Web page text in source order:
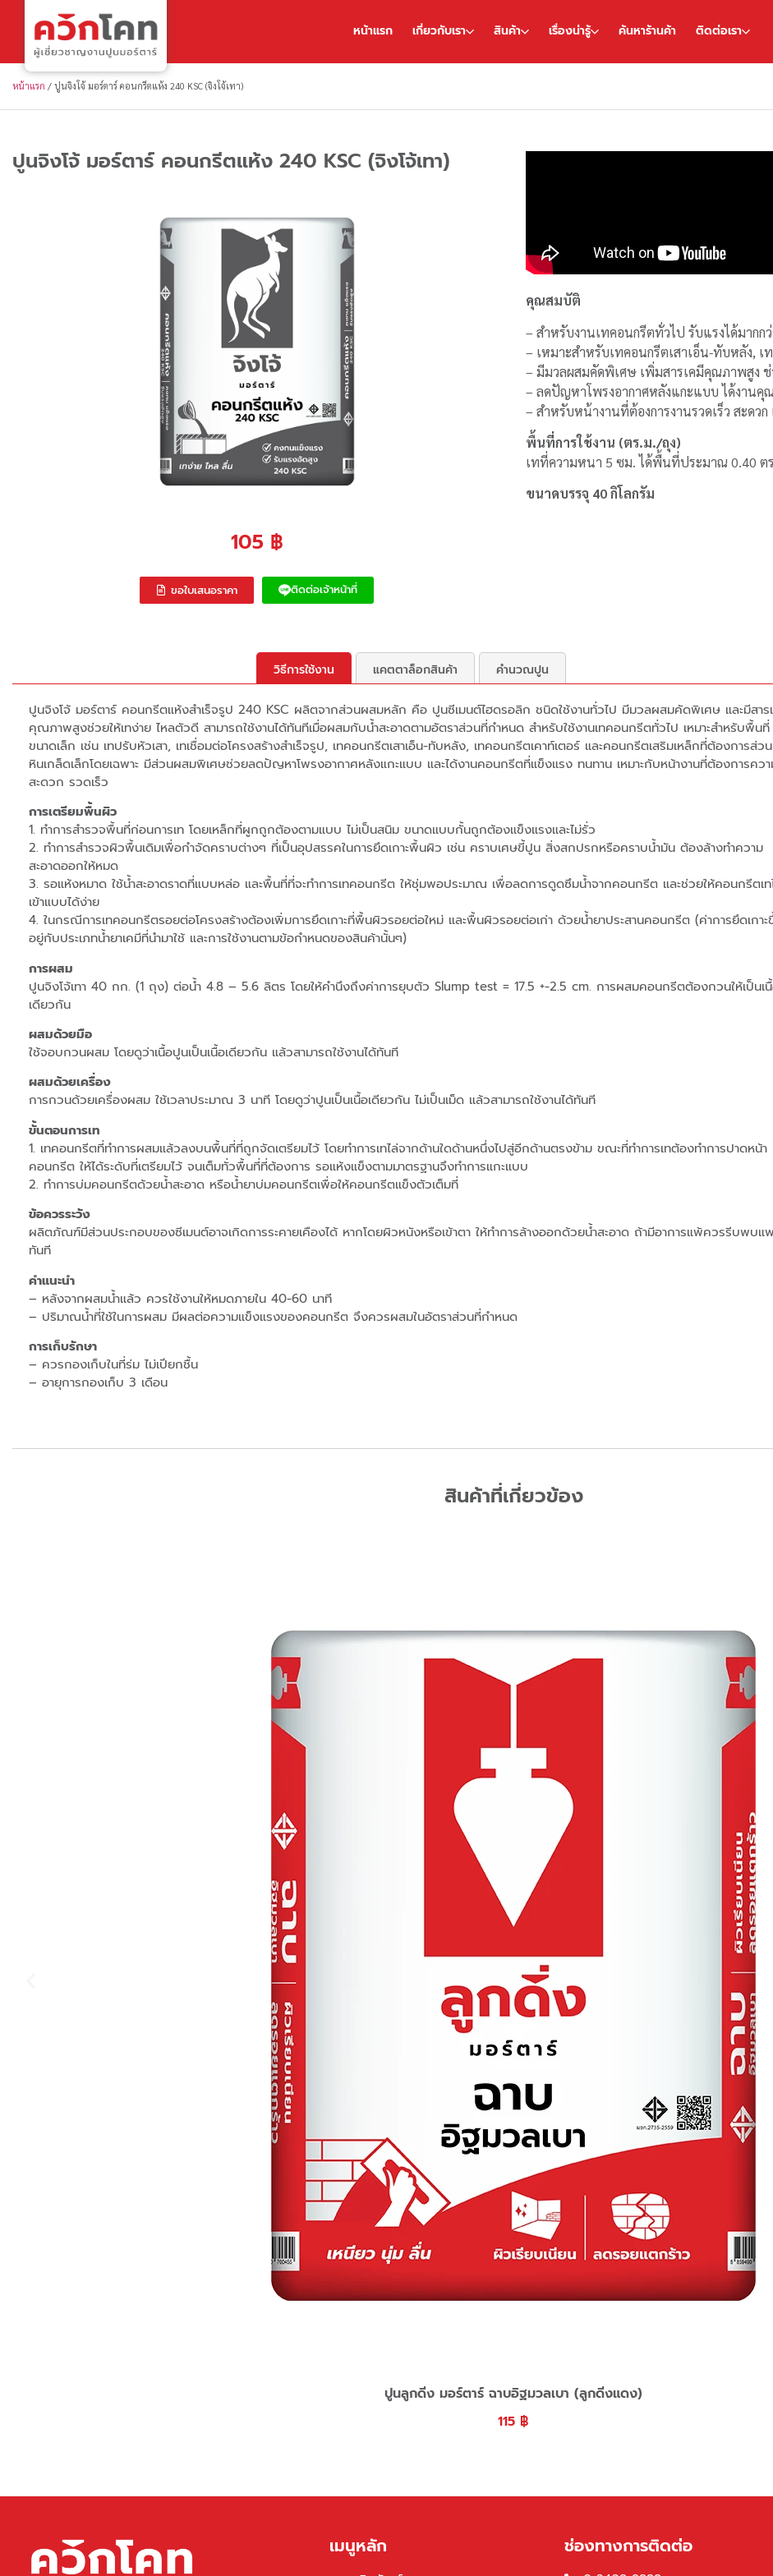
หน้าแรก เกี่ยวกับเรา สินค้า เรื่องน่ารู้ ค้นหาร้านค้า ติดต่อเรา
หน้าแรก / ปูนจิงโจ้ มอร์ตาร์ คอนกรีตแห้ง 240 KSC (จิงโจ้เทา)
ปูนจิงโจ้ มอร์ตาร์ คอนกรีตแห้ง 240 KSC (จิงโจ้เทา)
105 ฿
ขอใบเสนอราคา ติดต่อเจ้าหน้าที่
คุณสมบัติ
– สำหรับงานเทคอนกรีตทั่วไป รับแรงได้มากกว่
– เหมาะสำหรับเทคอนกรีตเสาเอ็น-ทับหลัง, เ
– มีมวลผสมคัดพิเศษ เพิ่มสารเคมีคุณภาพสูง ช่
– ลดปัญหาโพรงอากาศหลังแกะแบบ ได้งานคุ
– สำหรับหน้างานที่ต้องการงานรวดเร็ว สะดว
พื้นที่การใช้งาน (ตร.ม./ถุง)
เทที่ความหนา 5 ซม. ได้พื้นที่ประมาณ 0.40 ต
ขนาดบรรจุ 40 กิโลกรัม
วิธีการใช้งาน แคตตาล็อกสินค้า คำนวณปูน
ปูนจิงโจ้ มอร์ตาร์ คอนกรีตแห้งสำเร็จรูป 240 KSC ผลิตจากส่วนผสมหลัก คือ ปูนซีเมนต์ไฮดรอลิก ชนิดใช้งานทั่วไป มีมวลผสมคัดพิเศษ และมีสาร
คุณภาพสูงช่วยให้เทง่าย ไหลตัวดี สามารถใช้งานได้ทันทีเมื่อผสมกับน้ำสะอาดตามอัตราส่วนที่กำหนด สำหรับใช้งานเทคอนกรีตทั่วไป เหมาะสำหรับพื้นที่
ขนาดเล็ก เช่น เทปรับหัวเสา, เทเชื่อมต่อโครงสร้างสำเร็จรูป, เทคอนกรีตเสาเอ็น-ทับหลัง, เทคอนกรีตเคาท์เตอร์ และคอนกรีตเสริมเหล็กที่ต้องการส่ว
หินเกล็ดเล็กโดยเฉพาะ มีส่วนผสมพิเศษช่วยลดปัญหาโพรงอากาศหลังแกะแบบ และได้งานคอนกรีตที่แข็งแรง ทนทาน เหมาะกับหน้างานที่ต้องการคว
สะดวก รวดเร็ว
การเตรียมพื้นผิว
1. ทำการสำรวจพื้นที่ก่อนการเท โดยเหล็กที่ผูกถูกต้องตามแบบ ไม่เป็นสนิม ขนาดแบบกั้นถูกต้องแข็งแรงและไม่รั่ว
2. ทำการสำรวจผิวพื้นเดิมเพื่อกำจัดคราบต่างๆ ที่เป็นอุปสรรคในการยึดเกาะพื้นผิว เช่น คราบเศษขี้ปูน สิ่งสกปรกหรือคราบน้ำมัน ต้องล้างทำความ
สะอาดออกให้หมด
3. รอแห้งหมาด ใช้น้ำสะอาดราดที่แบบหล่อ และพื้นที่ที่จะทำการเทคอนกรีต ให้ชุ่มพอประมาณ เพื่อลดการดูดซึมน้ำจากคอนกรีต และช่วยให้คอนกรีตเท
เข้าแบบได้ง่าย
4. ในกรณีการเทคอนกรีตรอยต่อโครงสร้างต้องเพิ่มการยึดเกาะที่พื้นผิวรอยต่อใหม่ และพื้นผิวรอยต่อเก่า ด้วยน้ำยาประสานคอนกรีต (ค่าการยึดเกาะ
อยู่กับประเภทน้ำยาเคมีที่นำมาใช้ และการใช้งานตามข้อกำหนดของสินค้านั้นๆ)
การผสม
ปูนจิงโจ้เทา 40 กก. (1 ถุง) ต่อน้ำ 4.8 – 5.6 ลิตร โดยให้คำนึงถึงค่าการยุบตัว Slump test = 17.5 +-2.5 cm. การผสมคอนกรีตต้องกวนให้เป็นเ
เดียวกัน
ผสมด้วยมือ
ใช้จอบกวนผสม โดยดูว่าเนื้อปูนเป็นเนื้อเดียวกัน แล้วสามารถใช้งานได้ทันที
ผสมด้วยเครื่อง
การกวนด้วยเครื่องผสม ใช้เวลาประมาณ 3 นาที โดยดูว่าปูนเป็นเนื้อเดียวกัน ไม่เป็นเม็ด แล้วสามารถใช้งานได้ทันที
ขั้นตอนการเท
1. เทคอนกรีตที่ทำการผสมแล้วลงบนพื้นที่ที่ถูกจัดเตรียมไว้ โดยทำการเทไล่จากด้านใดด้านหนึ่งไปสู่อีกด้านตรงข้าม ขณะที่ทำการเทต้องทำการปาดหน้า
คอนกรีต ให้ได้ระดับที่เตรียมไว้ จนเต็มทั่วพื้นที่ที่ต้องการ รอแห้งแข็งตามมาตรฐานจึงทำการแกะแบบ
2. ทำการบ่มคอนกรีตด้วยน้ำสะอาด หรือน้ำยาบ่มคอนกรีตเพื่อให้คอนกรีตแข็งตัวเต็มที่
ข้อควรระวัง
ผลิตภัณฑ์มีส่วนประกอบของซีเมนต์อาจเกิดการระคายเคืองได้ หากโดยผิวหนังหรือเข้าตา ให้ทำการล้างออกด้วยน้ำสะอาด ถ้ามีอาการแพ้ควรรีบพบแ
ทันที
คำแนะนำ
– หลังจากผสมน้ำแล้ว ควรใช้งานให้หมดภายใน 40-60 นาที
– ปริมาณน้ำที่ใช้ในการผสม มีผลต่อความแข็งแรงของคอนกรีต จึงควรผสมในอัตราส่วนที่กำหนด
การเก็บรักษา
– ควรกองเก็บในที่ร่ม ไม่เปียกชื้น
– อายุการกองเก็บ 3 เดือน
สินค้าที่เกี่ยวข้อง
ปูนลูกดิ่ง มอร์ตาร์ ฉาบอิฐมวลเบา (ลูกดิ่งแดง)
115 ฿
เมนูหลัก ช่องทางการติดต่อ